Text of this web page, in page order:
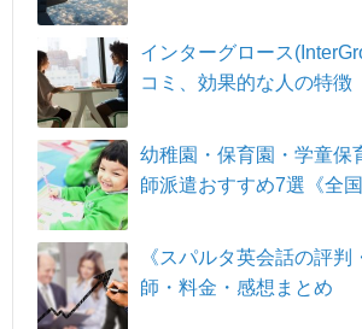
インターグロース
コミ、効果的な人の特徴
幼稚園・保育園・学童保
師派遣おすすめ7選《全国
《スパルタ英会話の評判
師・料金・感想まとめ